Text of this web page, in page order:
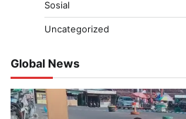
Sosial
Uncategorized
Global News